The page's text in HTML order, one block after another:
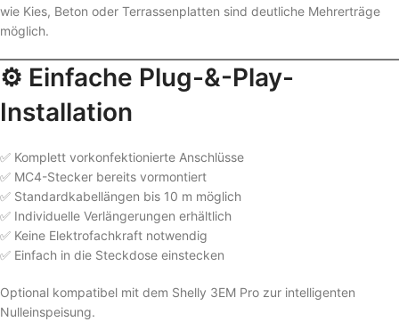
wie Kies, Beton oder Terrassenplatten sind deutliche Mehrerträge
möglich.
⚙️ Einfache Plug-&-Play-
Installation
✅ Komplett vorkonfektionierte Anschlüsse
✅ MC4-Stecker bereits vormontiert
✅ Standardkabellängen bis 10 m möglich
✅ Individuelle Verlängerungen erhältlich
✅ Keine Elektrofachkraft notwendig
✅ Einfach in die Steckdose einstecken
Optional kompatibel mit dem Shelly 3EM Pro zur intelligenten
Nulleinspeisung.